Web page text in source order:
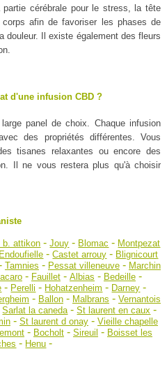
cérébrale pour le stress, la tête
afin de favoriser les phases de
douleur. Il existe également des fleurs
d'une infusion CBD ?
panel de choix. Chaque infusion
des propriétés différentes. Vous
tisanes relaxantes ou encore des
Il ne vous restera plus qu'à choisir
b. attikon -Jouy - Blomac - Montpezat
Endoufielle -Castet arrouy - Blignicourt
Tamnies - Pessat villeneuve- Marchin
- Fauillet- Albias - Bedeille-
- Perelli - Hohatzenheim - Darney -
- Ballon- Malbrans - Vernantois
Sarlat la caneda -St laurent en caux -
- St laurent d onay- Vieille chapelle
- Bocholt- Sireuil - Boisset les
- Henu -